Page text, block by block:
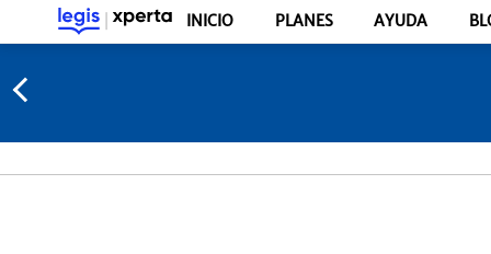
INICIO PLANES AYUDA